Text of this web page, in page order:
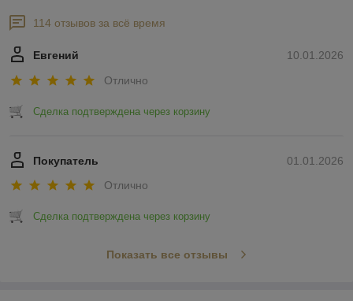
114 отзывов за всё время
10.01.2026
Евгений
Отлично
Сделка подтверждена через корзину
01.01.2026
Покупатель
Отлично
Сделка подтверждена через корзину
Показать все отзывы